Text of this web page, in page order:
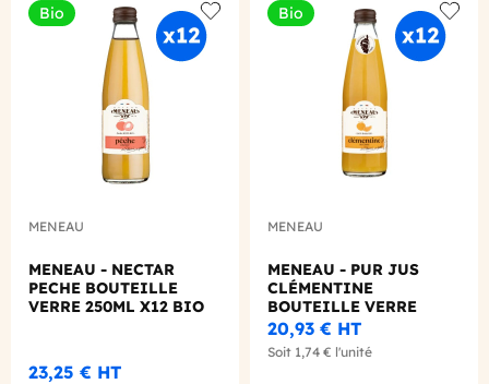
Bio
Add to wishlist
MENEAU
MENEAU - NECTAR
PECHE BOUTEILLE
VERRE 250ML X12 BIO
23,25 € HT
Bio
Add
MENEAU
MENEAU - PUR JUS
CLÉMENTINE
BOUTEILLE VERRE
250ML X12 BIO
20,93 € HT
Soit 1,74 € l'unité